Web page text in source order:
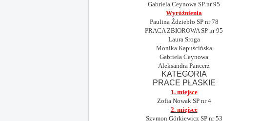
Gabriela Ceynowa SP nr 95
Wyróżnienia
Paulina Ździebło SP nr 78
PRACA ZBIOROWA SP nr 95
Laura Sroga
Monika Kapuścińska
Gabriela Ceynowa
Aleksandra Pancerz
KATEGORIA
PRACE PŁASKIE
1. miejsce
Zofia Nowak SP nr 4
2. miejsce
Szymon Górkiewicz SP nr 53